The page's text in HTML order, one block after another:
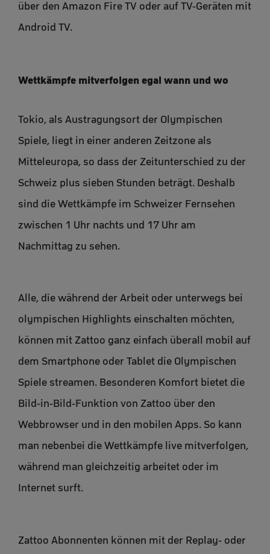
über den Amazon Fire TV oder auf TV-Geräten mit
Android TV.
Wettkämpfe mitverfolgen egal wann und wo
Tokio, als Austragungsort der Olympischen
Spiele, liegt in einer anderen Zeitzone als
Mitteleuropa, so dass der Zeitunterschied zu der
Schweiz plus sieben Stunden beträgt. Deshalb
sind die Wettkämpfe im Schweizer Fernsehen
zwischen 1 Uhr nachts und 17 Uhr am
Nachmittag zu sehen.
Alle, die während der Arbeit oder unterwegs bei
olympischen Highlights einschalten möchten,
können mit Zattoo ganz einfach überall mobil auf
dem Smartphone oder Tablet die Olympischen
Spiele streamen. Besonderen Komfort bietet die
Bild-in-Bild-Funktion von Zattoo über den
Webbrowser und in den mobilen Apps. So kann
man nebenbei die Wettkämpfe live mitverfolgen,
während man gleichzeitig arbeitet oder im
Internet surft.
Zattoo Abonnenten können mit der Replay- oder